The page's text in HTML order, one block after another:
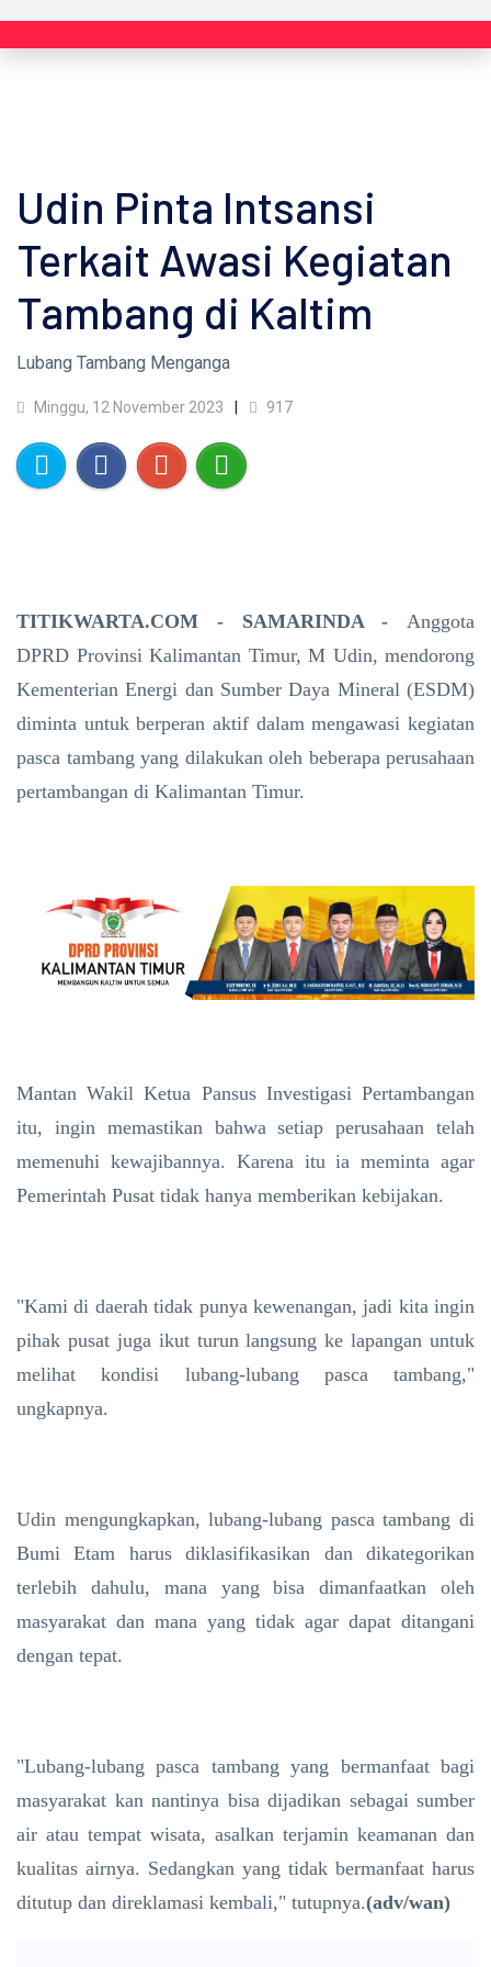
Udin Pinta Intsansi
Terkait Awasi Kegiatan
Tambang di Kaltim
Lubang Tambang Menganga
Minggu, 12 November 2023 917
TITIKWARTA.COM - SAMARINDA - Anggota
DPRD Provinsi Kalimantan Timur, M Udin, mendorong
Kementerian Energi dan Sumber Daya Mineral (ESDM)
diminta untuk berperan aktif dalam mengawasi kegiatan
pasca tambang yang dilakukan oleh beberapa perusahaan
pertambangan di Kalimantan Timur.
Mantan Wakil Ketua Pansus Investigasi Pertambangan
itu, ingin memastikan bahwa setiap perusahaan telah
memenuhi kewajibannya. Karena itu ia meminta agar
Pemerintah Pusat tidak hanya memberikan kebijakan.
"Kami di daerah tidak punya kewenangan, jadi kita ingin
pihak pusat juga ikut turun langsung ke lapangan untuk
melihat kondisi lubang-lubang pasca tambang,"
ungkapnya.
Udin mengungkapkan, lubang-lubang pasca tambang di
Bumi Etam harus diklasifikasikan dan dikategorikan
terlebih dahulu, mana yang bisa dimanfaatkan oleh
masyarakat dan mana yang tidak agar dapat ditangani
dengan tepat.
"Lubang-lubang pasca tambang yang bermanfaat bagi
masyarakat kan nantinya bisa dijadikan sebagai sumber
air atau tempat wisata, asalkan terjamin keamanan dan
kualitas airnya. Sedangkan yang tidak bermanfaat harus
ditutup dan direklamasi kembali," tutupnya.(adv/wan)